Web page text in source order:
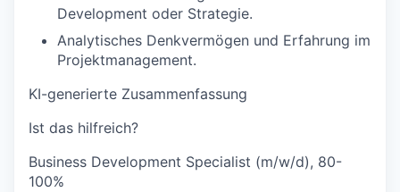
Development oder Strategie.
Analytisches Denkvermögen und Erfahrung im
Projektmanagement.
KI-generierte Zusammenfassung
Ist das hilfreich?
Business Development Specialist (m/w/d), 80-
100%